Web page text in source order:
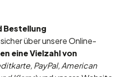
Bestellung
über unsere Online-
eine Vielzahl von
PayPal, American